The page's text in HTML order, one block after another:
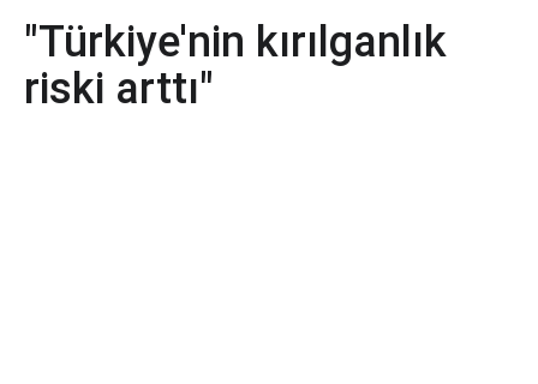
"Türkiye'nin kırılganlık
riski arttı"